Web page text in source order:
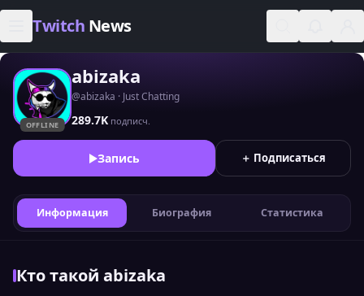
Skip to content
Twitch News
OFFLINE
abizaka
@abizaka · Just Chatting
289.7K подписч.
Запись ＋ Подписаться
Информация Биография Статистика
Кто такой abizaka